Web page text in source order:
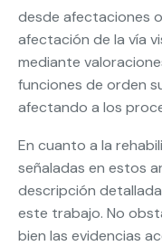
desde afectaciones
afectación de la vía
mediante
funciones de orden
afectando a los
En cuanto a la
señaladas en estos
descripción
este trabajo. No
bien las evidencias